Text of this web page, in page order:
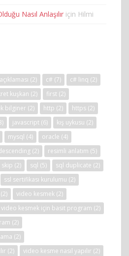
Nasıl Anlaşılır için Hilmi
açıklaması (2) c# (7) c# linq (2)
kuşkan (2) first (2)
bilginer (2) http (2) https (2)
javascript (6) kış uykusu (2)
mysql (4) oracle (4)
(2) resimli anlatım (5)
skip (2) sql (5) sql duplicate (2)
ssl sertifikası kurulumu (2)
(2) video kesmek (2)
video kesmek için basit program (2)
(2)
(2)
(2) video kesme nasıl yapılır (2)